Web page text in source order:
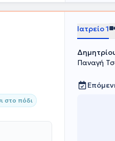
Ιατρικού
στο πόδι
Ιατρείο 1
Παναγή